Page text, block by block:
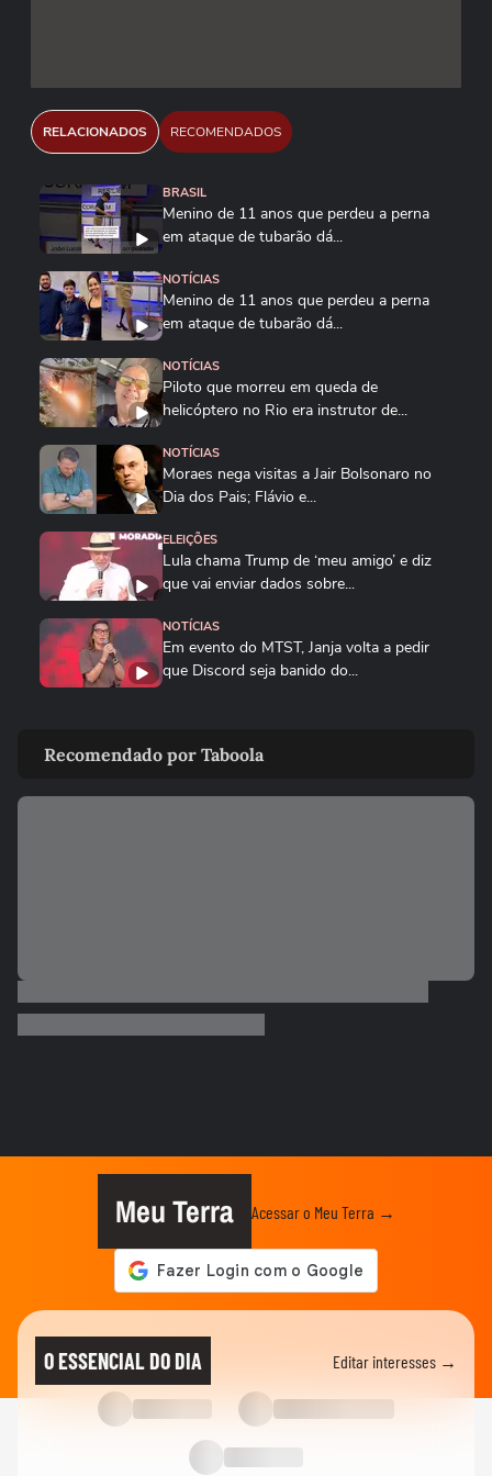
RELACIONADOS RECOMENDADOS
BRASIL
Menino de 11 anos que perdeu a perna
em ataque de tubarão dá...
NOTÍCIAS
Menino de 11 anos que perdeu a perna
em ataque de tubarão dá...
NOTÍCIAS
Piloto que morreu em queda de
helicóptero no Rio era instrutor de...
NOTÍCIAS
Moraes nega visitas a Jair Bolsonaro no
Dia dos Pais; Flávio e...
ELEIÇÕES
Lula chama Trump de ‘meu amigo’ e diz
que vai enviar dados sobre...
NOTÍCIAS
Em evento do MTST, Janja volta a pedir
que Discord seja banido do...
quatro mortos no Rio de...
CIDADES
ao tentar embarcar em...
Ventos fortes atingem Santos e Defesa
Civil alerta para ressaca e...
Secretária escolar pula janela e salva
estudante engasgado em Teresina
Com ventania, Rio recomenda que
população retorne para casa e...
Recomendado por Taboola
Meu Terra Acessar o Meu Terra →
O ESSENCIAL DO DIA Editar interesses →